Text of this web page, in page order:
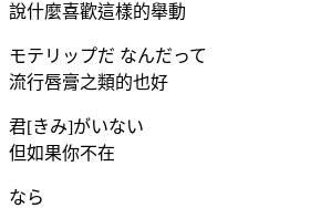
說什麼喜歡這樣的舉動
モテリップだ なんだって
流行唇膏之類的也好
君[きみ]がいない
但如果你不在
なら